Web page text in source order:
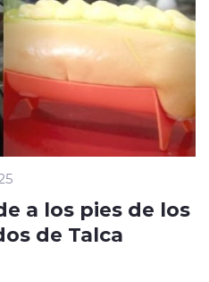
a los pies de los
de Talca